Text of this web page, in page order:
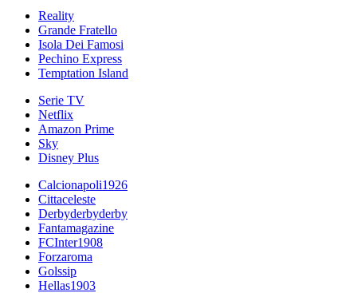
Reality
Grande Fratello
Isola Dei Famosi
Pechino Express
Temptation Island
Serie TV
Netflix
Amazon Prime
Sky
Disney Plus
Calcionapoli1926
Cittaceleste
Derbyderbyderby
Fantamagazine
FCInter1908
Forzaroma
Golssip
Hellas1903